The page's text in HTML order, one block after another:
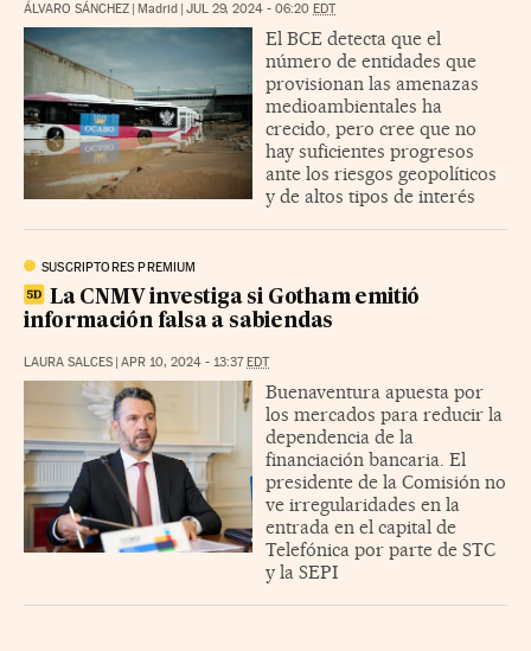
ÁLVARO SÁNCHEZ Madrid JUL 29, 2024 - 06:20 EDT
El BCE detecta que el
número de entidades que
provisionan las amenazas
medioambientales ha
crecido, pero cree que no
hay suficientes progresos
ante los riesgos geopolíticos
y de altos tipos de interés
SUSCRIPTORES PREMIUM
La CNMV investiga si Gotham emitió
información falsa a sabiendas
LAURA SALCES APR 10, 2024 - 13:37 EDT
Buenaventura apuesta por
los mercados para reducir la
dependencia de la
financiación bancaria. El
presidente de la Comisión no
ve irregularidades en la
entrada en el capital de
Telefónica por parte de STC
y la SEPI